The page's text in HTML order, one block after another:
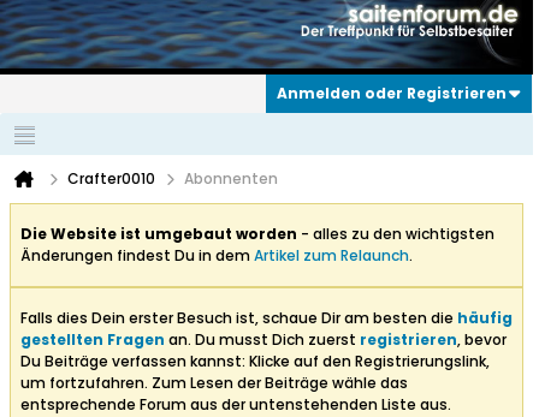
Anmelden oder Registrieren
Crafter0010 Abonnenten
Die Website ist umgebaut worden - alles zu den wichtigsten
Änderungen findest Du in demArtikel zum Relaunch.
Falls dies Dein erster Besuch ist, schaue Dir am besten die häufig
gestellten Fragen an. Du musst Dich zuerst registrieren, bevor
Du Beiträge verfassen kannst: Klicke auf den Registrierungslink,
um fortzufahren. Zum Lesen der Beiträge wähle das
entsprechende Forum aus der untenstehenden Liste aus.